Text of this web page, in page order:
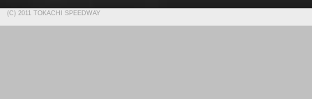
(C) 2011 TOKACHI SPEEDWAY